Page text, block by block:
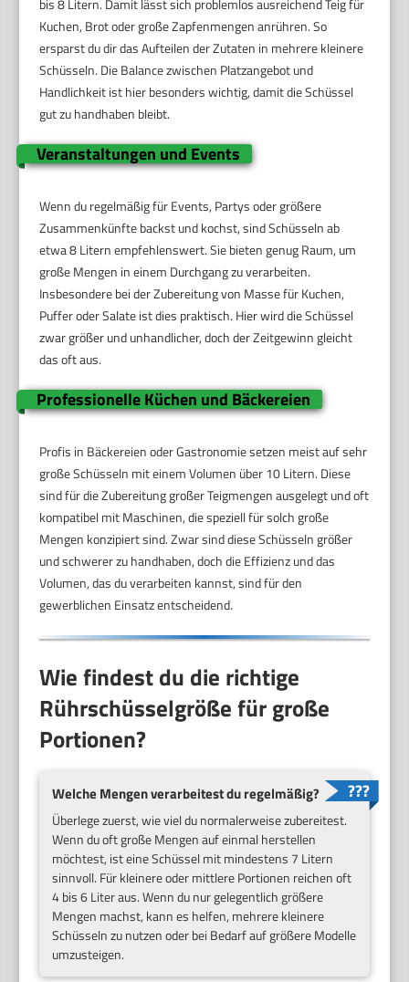
bis 8 Litern. Damit lässt sich problemlos ausreichend Teig für
Kuchen, Brot oder große Zapfenmengen anrühren. So
ersparst du dir das Aufteilen der Zutaten in mehrere kleinere
Schüsseln. Die Balance zwischen Platzangebot und
Handlichkeit ist hier besonders wichtig, damit die Schüssel
gut zu handhaben bleibt.
Veranstaltungen und Events
Wenn du regelmäßig für Events, Partys oder größere
Zusammenkünfte backst und kochst, sind Schüsseln ab
etwa 8 Litern empfehlenswert. Sie bieten genug Raum, um
große Mengen in einem Durchgang zu verarbeiten.
Insbesondere bei der Zubereitung von Masse für Kuchen,
Puffer oder Salate ist dies praktisch. Hier wird die Schüssel
zwar größer und unhandlicher, doch der Zeitgewinn gleicht
das oft aus.
Professionelle Küchen und Bäckereien
Profis in Bäckereien oder Gastronomie setzen meist auf sehr
große Schüsseln mit einem Volumen über 10 Litern. Diese
sind für die Zubereitung großer Teigmengen ausgelegt und oft
kompatibel mit Maschinen, die speziell für solch große
Mengen konzipiert sind. Zwar sind diese Schüsseln größer
und schwerer zu handhaben, doch die Effizienz und das
Volumen, das du verarbeiten kannst, sind für den
gewerblichen Einsatz entscheidend.
Wie findest du die richtige
Rührschüsselgröße für große
Portionen?
Welche Mengen verarbeitest du regelmäßig?
Überlege zuerst, wie viel du normalerweise zubereitest.
Wenn du oft große Mengen auf einmal herstellen
möchtest, ist eine Schüssel mit mindestens 7 Litern
sinnvoll. Für kleinere oder mittlere Portionen reichen oft
4 bis 6 Liter aus. Wenn du nur gelegentlich größere
Mengen machst, kann es helfen, mehrere kleinere
Schüsseln zu nutzen oder bei Bedarf auf größere Modelle
umzusteigen.